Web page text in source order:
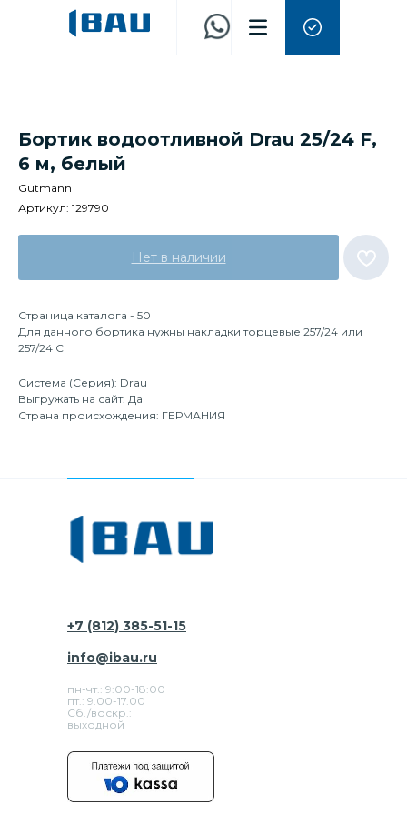
Бортик водоотливной Drau 25/24 F,
6 м, белый
Gutmann
Артикул: 129790
Нет в наличии
Страница каталога - 50
Для данного бортика нужны накладки торцевые 257/24 или
257/24 C
Система (Серия): Drau
Выгружать на сайт: Да
Страна происхождения: ГЕРМАНИЯ
+7 (812) 385-51-15
пн-чт.: 9:00-18:00
пт.: 9.00-17.00
Сб./воскр.:
выходной
info@ibau.ru